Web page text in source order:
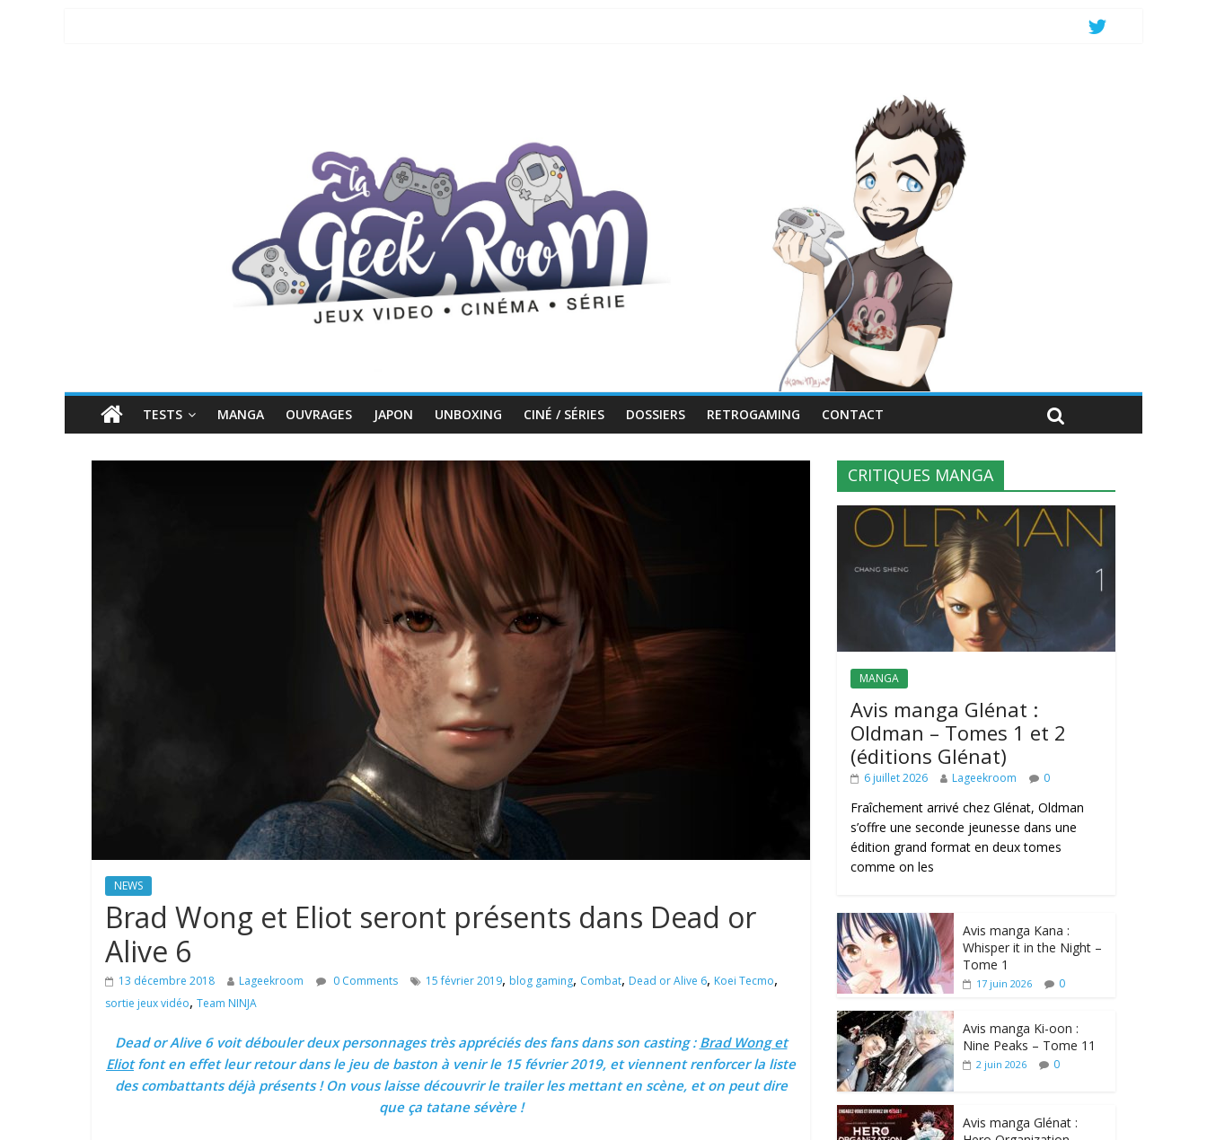
TESTS MANGA OUVRAGES JAPON UNBOXING CINÉ / SÉRIES DOSSIERS RETROGAMING CONTACT
NEWS
Brad Wong et Eliot seront présents dans Dead or
Alive 6
13 décembre 2018 Lageekroom 0 Comments 15 février 2019, blog gaming, Combat, Dead or Alive 6, Koei Tecmo,
sortie jeux vidéo, Team NINJA
Dead or Alive 6 voit débouler deux personnages très appréciés des fans dans son casting : Brad Wong et
Eliotfont en effet leur retour dans le jeu de baston à venir le 15 février 2019, et viennent renforcer la liste
des combattants déjà présents ! On vous laisse découvrir le trailer les mettant en scène, et on peut dire
que ça tatane sévère !
CRITIQUES MANGA
MANGA
Avis manga Glénat :
Oldman – Tomes 1 et 2
(éditions Glénat)
6 juillet 2026 Lageekroom 0
Fraîchement arrivé chez Glénat, Oldman
s’offre une seconde jeunesse dans une
édition grand format en deux tomes
comme on les
Avis manga Kana :
Whisper it in the Night –
Tome 1
17 juin 2026 0
Avis manga Ki-oon :
Nine Peaks – Tome 11
2 juin 2026 0
Avis manga Glénat :